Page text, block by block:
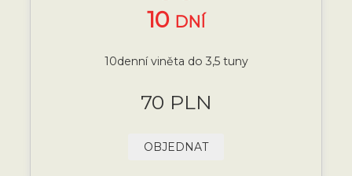
10 DNÍ
10denní viněta do 3,5 tuny
70 PLN
OBJEDNAT